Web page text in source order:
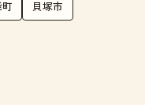
貝塚市